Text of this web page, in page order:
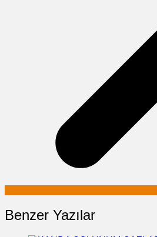
Benzer Yazılar